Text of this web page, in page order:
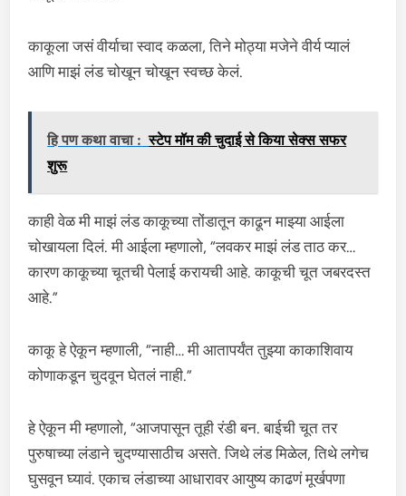
काकूला जसं वीर्याचा स्वाद कळला, तिने मोठ्या मजेने वीर्य प्यालं
आणि माझं लंड चोखून चोखून स्वच्छ केलं.
हि पण कथा वाचा : स्टेप मॉम की चुदाई से किया सेक्स सफर
शुरू
काही वेळ मी माझं लंड काकूच्या तोंडातून काढून माझ्या आईला
चोखायला दिलं. मी आईला म्हणालो, “लवकर माझं लंड ताठ कर…
कारण काकूच्या चूतची पेलाई करायची आहे. काकूची चूत जबरदस्त
आहे.”
काकू हे ऐकून म्हणाली, “नाही… मी आतापर्यंत तुझ्या काकाशिवाय
कोणाकडून चुदवून घेतलं नाही.”
हे ऐकून मी म्हणालो, “आजपासून तूही रंडी बन. बाईची चूत तर
पुरुषाच्या लंडाने चुदण्यासाठीच असते. जिथे लंड मिळेल, तिथे लगेच
घुसवून घ्यावं. एकाच लंडाच्या आधारावर आयुष्य काढणं मूर्खपणा